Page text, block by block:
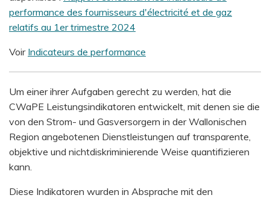
performance des fournisseurs d'électricité et de gaz
relatifs au 1er trimestre 2024
Voir Indicateurs de performance
Um einer ihrer Aufgaben gerecht zu werden, hat die
CWaPE Leistungsindikatoren entwickelt, mit denen sie die
von den Strom- und Gasversorgern in der Wallonischen
Region angebotenen Dienstleistungen auf transparente,
objektive und nichtdiskriminierende Weise quantifizieren
kann.
Diese Indikatoren wurden in Absprache mit den